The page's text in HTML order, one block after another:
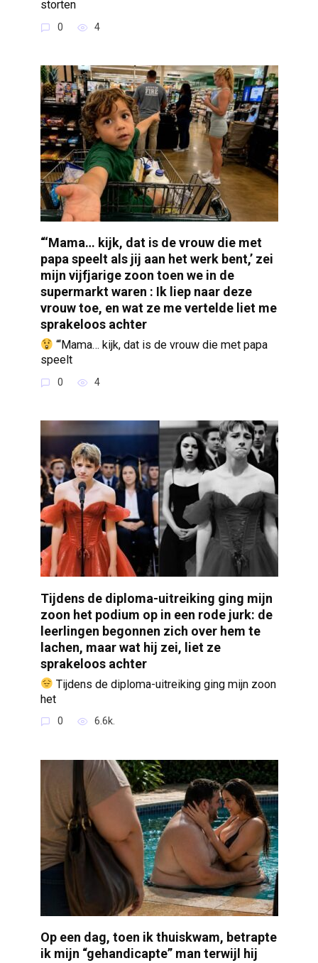
storten
0 4
“‘Mama… kijk, dat is de vrouw die met
papa speelt als jij aan het werk bent,’ zei
mijn vijfjarige zoon toen we in de
supermarkt waren : Ik liep naar deze
vrouw toe, en wat ze me vertelde liet me
sprakeloos achter
“‘Mama… kijk, dat is de vrouw die met papa
speelt
0 4
Tijdens de diploma-uitreiking ging mijn
zoon het podium op in een rode jurk: de
leerlingen begonnen zich over hem te
lachen, maar wat hij zei, liet ze
sprakeloos achter
Tijdens de diploma-uitreiking ging mijn zoon
het
0 6.6k.
Op een dag, toen ik thuiskwam, betrapte
ik mijn “gehandicapte” man terwijl hij